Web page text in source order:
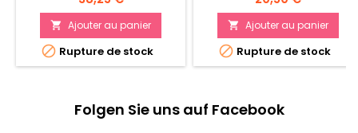
d'historiques et de règles de
jeu Inclut des Traits de
Seigneur de Guerre, des
Reliques, des règles de
Croisade approfondies, les
 Ajouter au panier
 Rupture de stock
 Ajouter au panier
 Rupture de stock
Folgen Sie uns auf Facebook